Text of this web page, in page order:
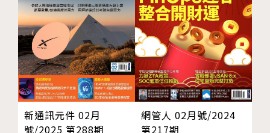
新通訊元件 02月
號/2025 第288期
網管人 02月號/2024
第217期